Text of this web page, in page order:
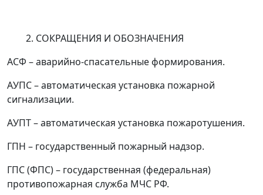
СОКРАЩЕНИЯ И ОБОЗНАЧЕНИЯ
АСФ –аварийно-спасательные формирования.
АУПС–автоматическая установка пожарной
сигнализации.
АУПТ–автоматическая установка пожаротушения.
ГПН – государственный пожарный надзор.
ГПС(ФПС)– государственная (федеральная)
противопожарная служба МЧС РФ.